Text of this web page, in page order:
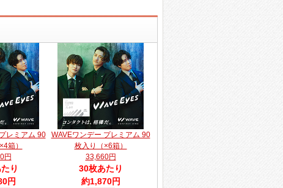
レミアム 90
箱）
円
り
円
WAVEワンデー プレミアム 90
枚入り（×6箱）
33,660円
30枚あたり
約1,870円